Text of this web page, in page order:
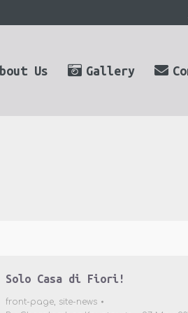
Us Gallery
Solo Casa di Fiori!
front-page, site-news